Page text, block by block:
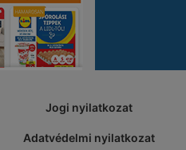
Jogi nyilatkozat
Adatvédelmi nyilatkozat